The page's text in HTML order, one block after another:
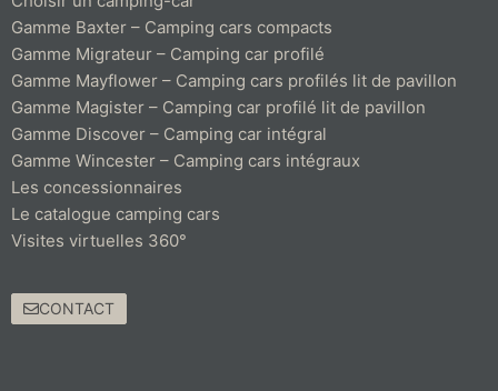
Gamme Baxter – Camping cars compacts
Gamme Migrateur – Camping car profilé
Gamme Mayflower – Camping cars profilés lit de pavillon
Gamme Magister – Camping car profilé lit de pavillon
Gamme Discover – Camping car intégral
Gamme Wincester – Camping cars intégraux
Les concessionnaires
Le catalogue camping cars
Visites virtuelles 360°
CONTACT